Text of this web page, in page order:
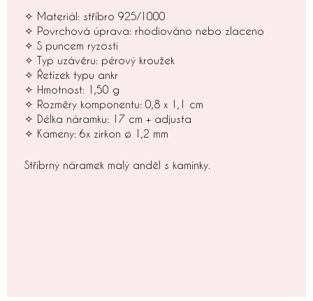
✧ Materiál: stříbro 925/1000
✧ Povrchová úprava: rhodiováno nebo zlaceno
✧ S puncem ryzosti
✧ Typ uzávěru: pérový kroužek
✧ Řetízek typu ankr
✧ Hmotnost: 1,50 g
✧ Rozměry komponentu: 0,8 x 1,1 cm
✧ Délka náramku: 17 cm + adjusta
✧ Kameny: 6x zirkon ø 1,2 mm
Stříbrný náramek malý anděl s kamínky.